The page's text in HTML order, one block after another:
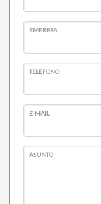
EMPRESA
TELÉFONO
E-MAIL
ASUNTO